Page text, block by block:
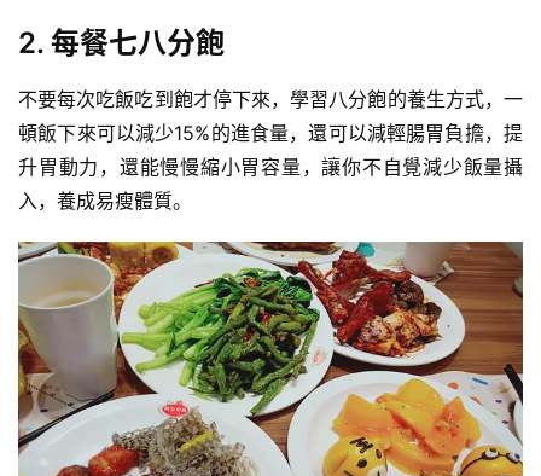
2. 每餐七八分飽
不要每次吃飯吃到飽才停下來，學習八分飽的養生方式，一
頓飯下來可以減少15%的進食量，還可以減輕腸胃負擔，提
升胃動力，還能慢慢縮小胃容量，讓你不自覺減少飯量攝
入，養成易瘦體質。